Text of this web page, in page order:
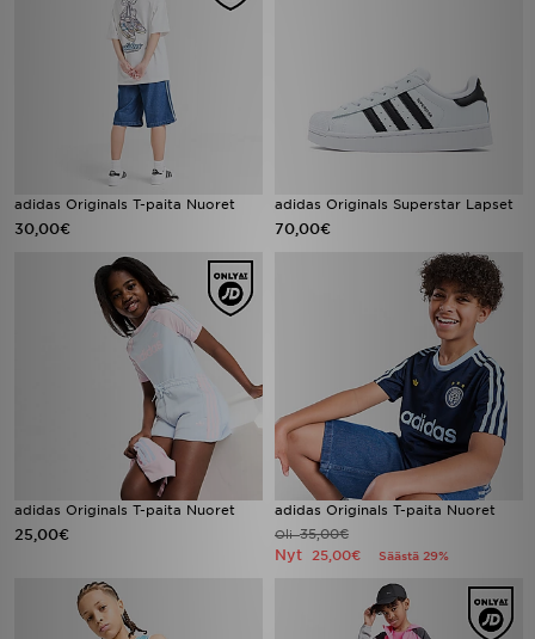
adidas Originals T-paita Nuoret
30,00€
adidas Originals Superstar Lapset
70,00€
adidas Originals T-paita Nuoret
25,00€
adidas Originals T-paita Nuoret
Oli35,00€
Nyt 25,00€ Säästä 29%